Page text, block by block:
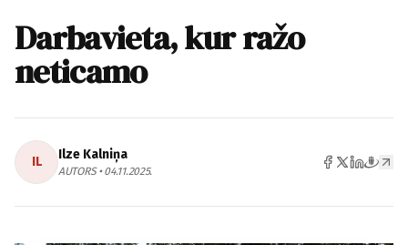
Darbavieta, kur ražo
neticamo
IL Ilze Kalniņa
AUTORS • 04.11.2025.